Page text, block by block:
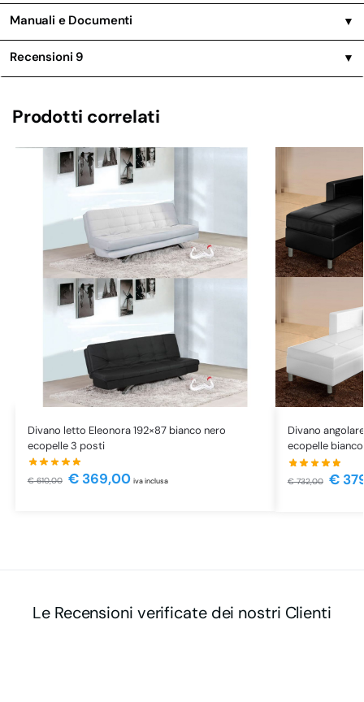
Manuali e Documenti ▼
Recensioni 9 ▼
Prodotti correlati
Divano letto Eleonora 192×87 bianco nero
ecopelle 3 posti
€610,00 €369,00 iva inclusa
Divano
ecopelle
€732,00 €
Le Recensioni verificate dei nostri Clienti